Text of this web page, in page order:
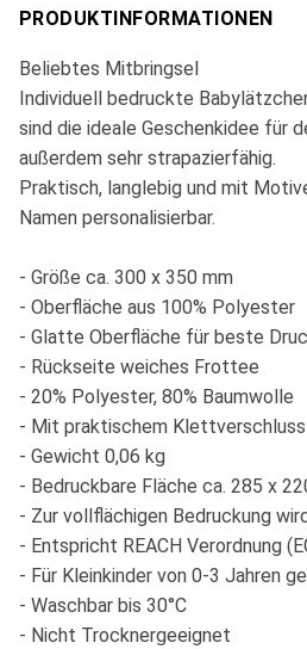
PRODUKTINFORMATIONEN
Beliebtes Mitbringsel
Individuell bedruckte
sind die ideale Geschenkidee für
außerdem sehr strapazierfähig.
Praktisch, langlebig und mit
Namen personalisierbar.
- Größe ca. 300 x 350 mm
- Oberfläche aus 100% Polyester
- Glatte Oberfläche für beste
- Rückseite weiches Frottee
- 20% Polyester, 80% Baumwolle
- Mit praktischem Klettverschluss
- Gewicht 0,06 kg
- Bedruckbare Fläche ca. 285 x
- Zur vollflächigen Bedruckung
- Entspricht REACH Verordnung
- Für Kleinkinder von 0-3 Jahren
- Waschbar bis 30°C
- Nicht Trocknergeeignet